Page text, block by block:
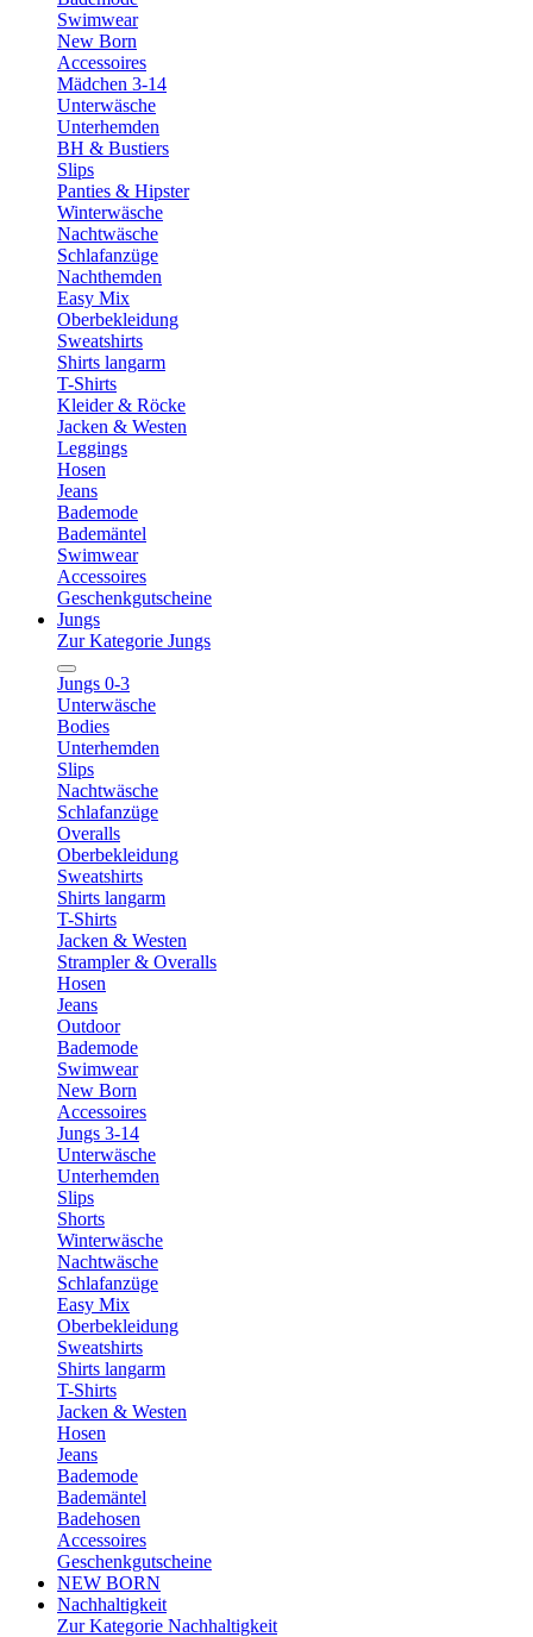
Swimwear
New Born
Accessoires
Mädchen 3-14
Unterwäsche
Unterhemden
BH & Bustiers
Slips
Panties & Hipster
Winterwäsche
Nachtwäsche
Schlafanzüge
Nachthemden
Easy Mix
Oberbekleidung
Sweatshirts
Shirts langarm
T-Shirts
Kleider & Röcke
Jacken & Westen
Leggings
Hosen
Jeans
Bademode
Bademäntel
Swimwear
Accessoires
Geschenkgutscheine
Jungs
Zur Kategorie Jungs
Jungs 0-3
Unterwäsche
Bodies
Unterhemden
Slips
Nachtwäsche
Schlafanzüge
Overalls
Oberbekleidung
Sweatshirts
Shirts langarm
T-Shirts
Jacken & Westen
Strampler & Overalls
Hosen
Jeans
Outdoor
Bademode
Swimwear
New Born
Accessoires
Jungs 3-14
Unterwäsche
Unterhemden
Slips
Shorts
Winterwäsche
Nachtwäsche
Schlafanzüge
Easy Mix
Oberbekleidung
Sweatshirts
Shirts langarm
T-Shirts
Jacken & Westen
Hosen
Jeans
Bademode
Bademäntel
Badehosen
Accessoires
Geschenkgutscheine
NEW BORN
Nachhaltigkeit
Zur Kategorie Nachhaltigkeit